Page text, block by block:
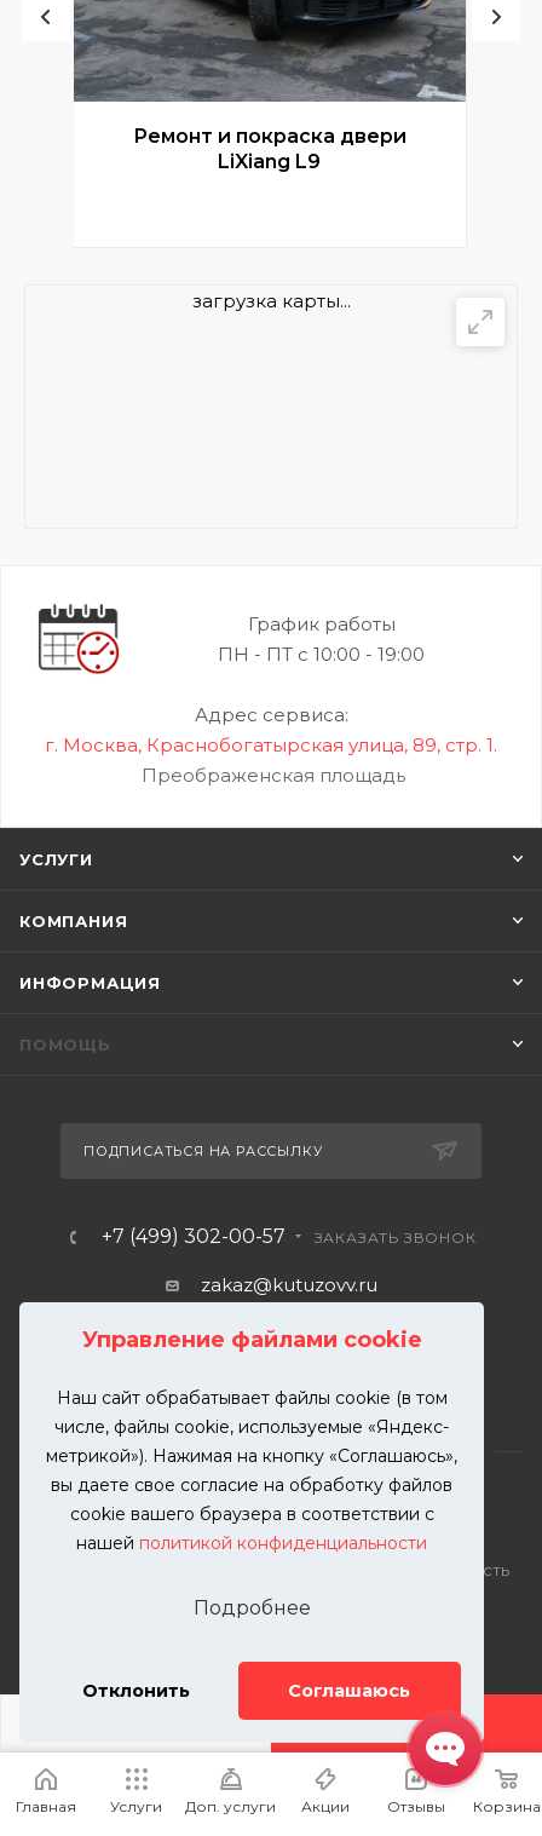
Управление файлами cookie
Наш сайт обрабатывает файлы cookie (в том
числе, файлы cookie, используемые «Яндекс-
метрикой»). Нажимая на кнопку «Соглашаюсь»,
вы даете свое согласие на обработку файлов
cookie вашего браузера в соответствии с
нашей политикой конфиденциальности
Подробнее
Отклонить Соглашаюсь
ДОБАВИТЬ УСЛУГУ
Ремонт и покраска двери
LiXiang L9
загрузка карты...
График работы
ПН - ПТ с 10:00 - 19:00
Адрес сервиса:
г. Москва, Краснобогатырская улица, 89, стр. 1.
Преображенская площадь
УСЛУГИ
КОМПАНИЯ
ИНФОРМАЦИЯ
ПОМОЩЬ
ПОДПИСАТЬСЯ НА РАССЫЛКУ
+7 (499) 302-00-57 ЗАКАЗАТЬ ЗВОНОК
zakaz@kutuzovv.ru
г. Москва, Краснобогатырская
улица, 89, стр. 1.
2026 © KUTUZOVV | Кузовной ремонт и покраска
автомобилей. Вся информация на сайте – собственность
ООО "КУТУЗОВВ"
Публикация информации с сайта KUTUZOVV.RU без
Телефон: 8(499)-302-00-57
Главная Услуги Доп. услуги Акции Отзывы Корзина